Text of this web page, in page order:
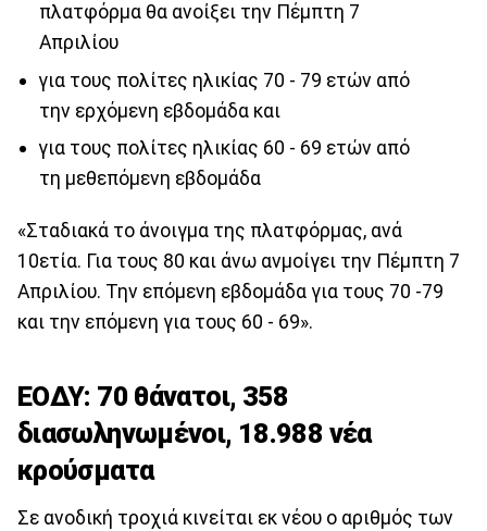
πλατφόρμα θα ανοίξει την Πέμπτη 7
Απριλίου
για τους πολίτες ηλικίας 70 - 79 ετών από
την ερχόμενη εβδομάδα και
για τους πολίτες ηλικίας 60 - 69 ετών από
τη μεθεπόμενη εβδομάδα
«Σταδιακά το άνοιγμα της πλατφόρμας, ανά
10ετία. Για τους 80 και άνω ανμοίγει την Πέμπτη 7
Απριλίου. Την επόμενη εβδομάδα για τους 70 -79
και την επόμενη για τους 60 - 69».
ΕΟΔΥ: 70 θάνατοι, 358
διασωληνωμένοι, 18.988 νέα
κρούσματα
Σε ανοδική τροχιά κινείται εκ νέου ο αριθμός των